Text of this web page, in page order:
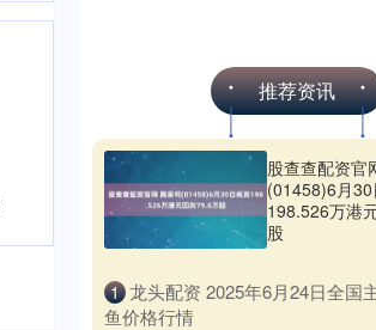
推荐资讯
股查查配资官
(01458)6月30
198.526万港
股
1 龙头配资 2025年6月24日全国
鱼价格行情